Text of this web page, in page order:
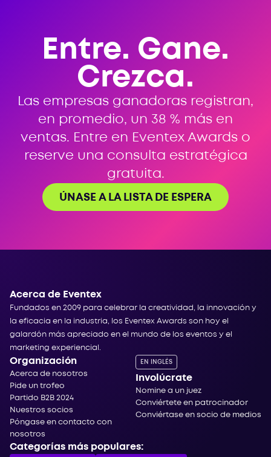
Entre. Gane.
Crezca.
Las empresas ganadoras registran,
en promedio, un 38 % más en
ventas. Entre en Eventex Awards o
reserve una consulta estratégica
gratuita.
ÚNASE A LA LISTA DE ESPERA
Acerca de Eventex
Fundados en 2009 para celebrar la creatividad, la innovación y
la eficacia en la industria, los Eventex Awards son hoy el
galardón más apreciado en el mundo de los eventos y el
marketing experiencial.
Organización
Acerca de nosotros
Pide un trofeo
Partido B2B 2024
Nuestros socios
Póngase en contacto con
nosotros
EN INGLÉS
Involúcrate
Nomine a un juez
Conviértete en patrocinador
Conviértase en socio de medios
Categorías más populares: